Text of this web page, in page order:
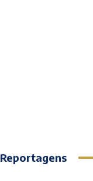
Reportagens